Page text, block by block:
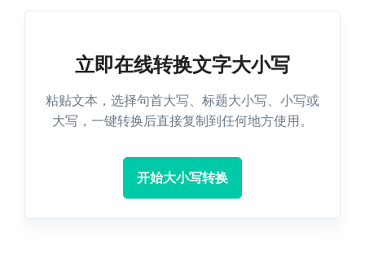
立即在线转换文字大小写
粘贴文本，选择句首大写、标题大小写、小写或
大写，一键转换后直接复制到任何地方使用。
开始大小写转换